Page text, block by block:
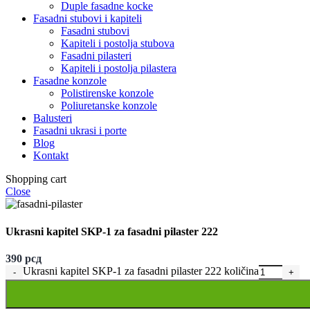
Duple fasadne kocke
Fasadni stubovi i kapiteli
Fasadni stubovi
Kapiteli i postolja stubova
Fasadni pilasteri
Kapiteli i postolja pilastera
Fasadne konzole
Polistirenske konzole
Poliuretanske konzole
Balusteri
Fasadni ukrasi i porte
Blog
Kontakt
Shopping cart
Close
Ukrasni kapitel SKP-1 za fasadni pilaster 222
390 рсд
Ukrasni kapitel SKP-1 za fasadni pilaster 222 količina